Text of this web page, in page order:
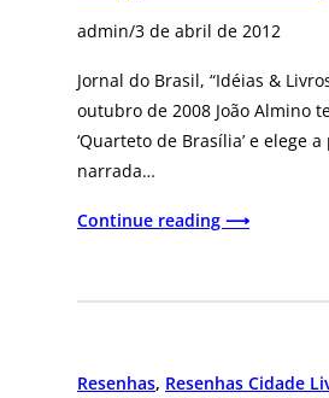
admin/3 de abril de 2012
Jornal do Brasil, “Idéias &
outubro de 2008 João Almino
‘Quarteto de Brasília’ e elege
narrada…
Continue reading ⟶
Resenhas, Resenhas Cidade